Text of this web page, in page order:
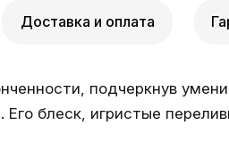
Доставка и оплата
подчеркнув
блеск, игристые